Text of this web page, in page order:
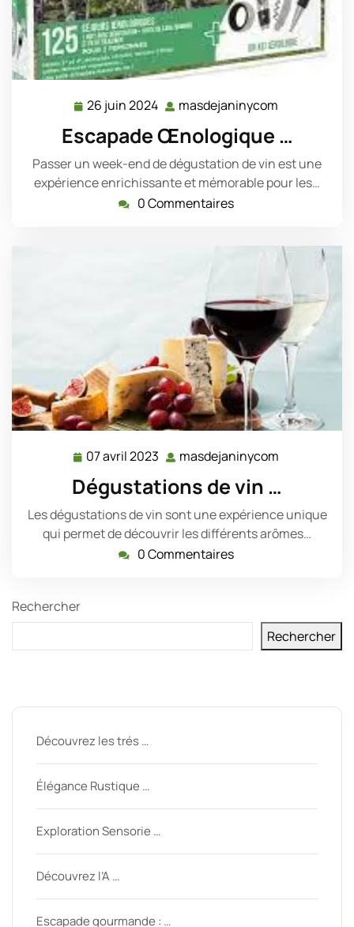
26 juin 2024 26
juin
2024
masdejaninycom
Escapade Œnologique …
Passer un week-end de dégustation de vin est une
expérience enrichissante et mémorable pour les…
0 Commentaires
07 avril 2023 07
avril
2023
masdejaninycom
Dégustations de vin …
Les dégustations de vin sont une expérience unique
qui permet de découvrir les différents arômes…
0 Commentaires
Rechercher
Rechercher
Découvrez les trés …
Élégance Rustique …
Exploration Sensorie …
Découvrez l’A …
Escapade gourmande : …